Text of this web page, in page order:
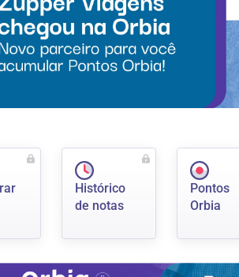
Histórico
de notas
Pontos
Orbia